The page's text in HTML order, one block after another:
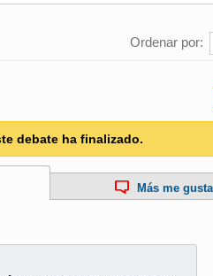
Ordenar por:
debate ha finalizado.
Más me gusta